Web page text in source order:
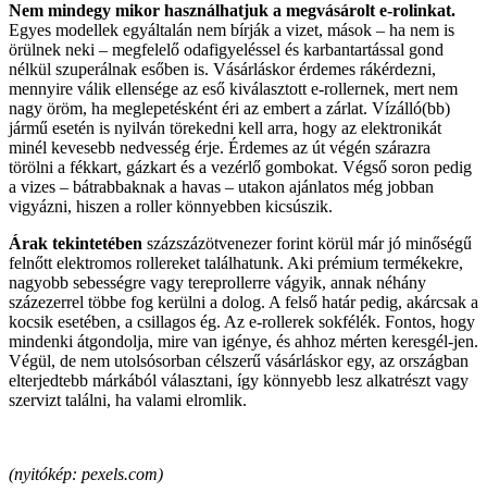
Nem mindegy mikor használhatjuk a megvásárolt e-rolinkat.
Egyes modellek egyáltalán nem bírják a vizet, mások – ha nem is
örülnek neki – megfelelő odafigyeléssel és karbantartással gond
nélkül szuperálnak esőben is. Vásárláskor érdemes rákérdezni,
mennyire válik ellensége az eső kiválasztott e-rollernek, mert nem
nagy öröm, ha meglepetésként éri az embert a zárlat. Vízálló(bb)
jármű esetén is nyilván törekedni kell arra, hogy az elektronikát
minél kevesebb nedvesség érje. Érdemes az út végén szárazra
törölni a fékkart, gázkart és a vezérlő gombokat. Végső soron pedig
a vizes – bátrabbaknak a havas – utakon ajánlatos még jobban
vigyázni, hiszen a roller könnyebben kicsúszik.
Árak tekintetében százszázötvenezer forint körül már jó minőségű
felnőtt elektromos rollereket találhatunk. Aki prémium termékekre,
nagyobb sebességre vagy tereprollerre vágyik, annak néhány
százezerrel többe fog kerülni a dolog. A felső határ pedig, akárcsak a
kocsik esetében, a csillagos ég. Az e-rollerek sokfélék. Fontos, hogy
mindenki átgondolja, mire van igénye, és ahhoz mérten keresgél-jen.
Végül, de nem utolsósorban célszerű vásárláskor egy, az országban
elterjedtebb márkából választani, így könnyebb lesz alkatrészt vagy
szervizt találni, ha valami elromlik.
(nyitókép: pexels.com)